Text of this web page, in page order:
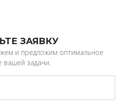
ЗАЯВКУ
и предложим оптимальное
вашей задачи.